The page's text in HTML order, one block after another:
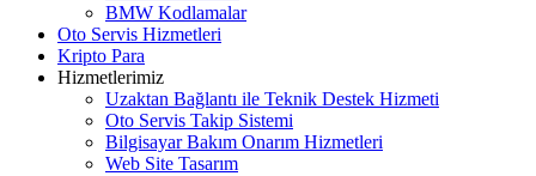
BMW Kodlamalar
Oto Servis Hizmetleri
Kripto Para
Hizmetlerimiz
Uzaktan Bağlantı ile Teknik Destek Hizmeti
Oto Servis Takip Sistemi
Bilgisayar Bakım Onarım Hizmetleri
Web Site Tasarım